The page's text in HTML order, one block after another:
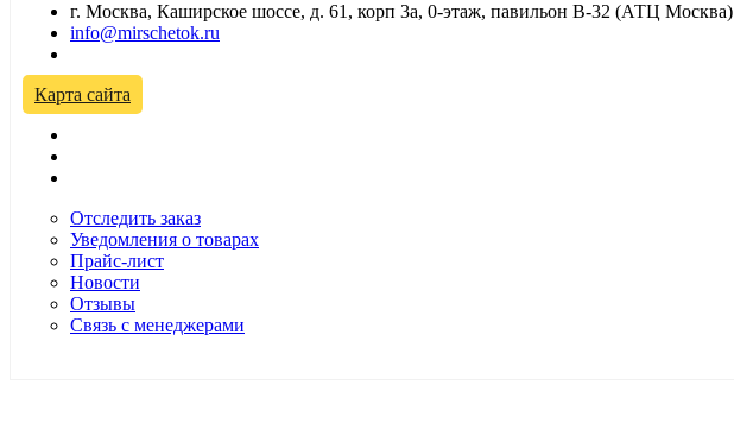
г. Москва, Каширское шоссе, д. 61, корп 3а, 0-этаж, павильон В-32 (АТЦ Москва)
info@mirschetok.ru
Карта сайта
Отследить заказ
Уведомления о товарах
Прайс-лист
Новости
Отзывы
Связь с менеджерами